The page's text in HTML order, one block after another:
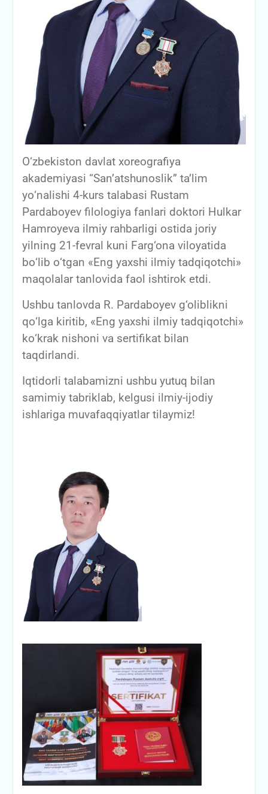
О‘zbekiston davlat xoreografiya
akademiyasi “San’atshunoslik” ta’lim
yо‘nalishi 4-kurs talabasi Rustam
Pardaboyev filologiya fanlari doktori Hulkar
Hamroyeva ilmiy rahbarligi ostida joriy
yilning 21-fevral kuni Farg‘ona viloyatida
bо‘lib о‘tgan «Eng yaxshi ilmiy tadqiqotchi»
maqolalar tanlovida faol ishtirok etdi.
Ushbu tanlovda R. Pardaboyev g‘oliblikni
qо‘lga kiritib, «Eng yaxshi ilmiy tadqiqotchi»
kо‘krak nishoni va sertifikat bilan
taqdirlandi.
Iqtidorli talabamizni ushbu yutuq bilan
samimiy tabriklab, kelgusi ilmiy-ijodiy
ishlariga muvafaqqiyatlar tilaymiz!